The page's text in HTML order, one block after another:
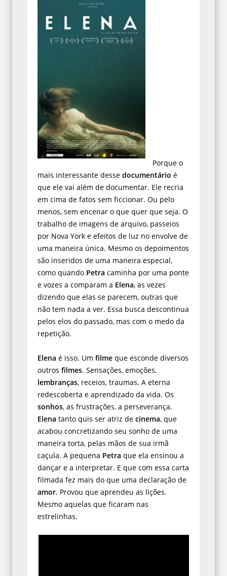
Porque o
mais interessante desse documentário é
que ele vai além de documentar. Ele recria
em cima de fatos sem ficcionar. Ou pelo
menos, sem encenar o que quer que seja. O
trabalho de imagens de arquivo, passeios
por Nova York e efeitos de luz no envolve de
uma maneira única. Mesmo os depoimentos
são inseridos de uma maneira especial,
como quando Petra caminha por uma ponte
e vozes a comparam a Elena, as vezes
dizendo que elas se parecem, outras que
não tem nada a ver. Essa busca descontinua
pelos elos do passado, mas com o medo da
repetição.
Elena é isso. Um filme que esconde diversos
outros filmes. Sensações, emoções,
lembranças, receios, traumas. A eterna
redescoberta e aprendizado da vida. Os
sonhos, as frustrações, a perseverança.
Elena tanto quis ser atriz de cinema, que
acabou concretizando seu sonho de uma
maneira torta, pelas mãos de sua irmã
caçula. A pequena Petra que ela ensinou a
dançar e a interpretar. E que com essa carta
filmada fez mais do que uma declaração de
amor. Provou que aprendeu as lições.
Mesmo aquelas que ficaram nas
estrelinhas.